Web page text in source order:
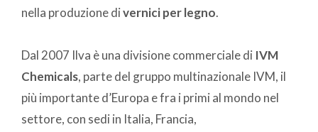
nella produzione divernici per legno.
Dal 2007 Ilva è una divisione commerciale di IVM
Chemicals, parte del gruppo multinazionale IVM, il
più importante d’Europa e fra i primi al mondo nel
settore, con sedi in Italia, Francia,